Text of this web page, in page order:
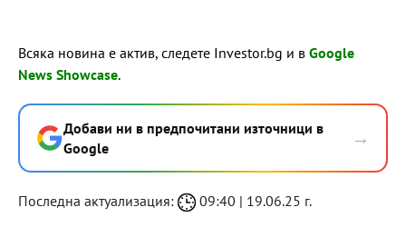
Всяка новина е актив, следете Investor.bg и в Google
News Showcase.
Добави ни в предпочитани източници в
Google
→
Последна актуализация: 09:40 | 19.06.25 г.